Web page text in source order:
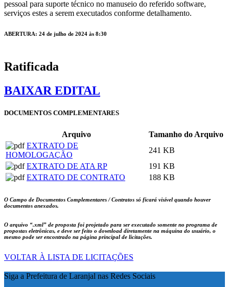
pessoal para suporte técnico no manuseio do referido software,
serviços estes a serem executados conforme detalhamento.
ABERTURA: 24 de julho de 2024 às 8:30
Ratificada
BAIXAR EDITAL
DOCUMENTOS COMPLEMENTARES
Arquivo
Tamanho do Arquivo
EXTRATO DE
HOMOLOGAÇÃO
241 KB
EXTRATO DE ATA RP
191 KB
EXTRATO DE CONTRATO
188 KB
O Campo de Documentos Complementares / Contratos só ficará visível quando houver
documentos anexados.
O arquivo “.xml” de proposta foi projetado para ser executado somente no programa de
propostas eletrônicas, e deve ser feito o download diretamente na máquina do usuário, o
mesmo pode ser encontrado na página principal de licitações.
VOLTAR À LISTA DE LICITAÇÕES
Siga a Prefeitura de Laranjal nas Redes Sociais